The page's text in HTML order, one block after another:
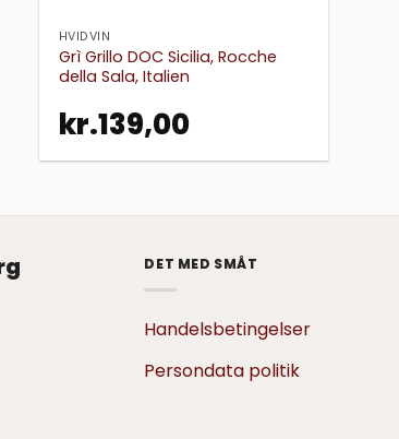
HVIDVIN
Grì Grillo DOC Sicilia, Rocche
della Sala, Italien
kr.139,00
DET MED SMÅT
Handelsbetingelser
Persondata politik